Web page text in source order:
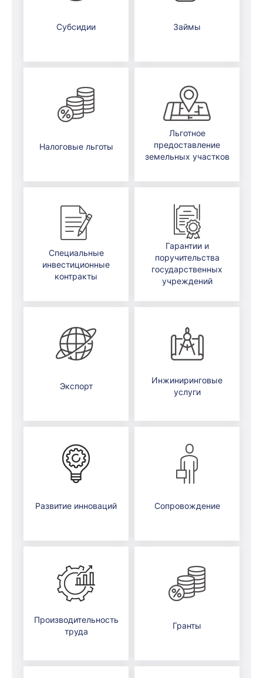
Субсидии Займы
Налоговые льготы
Льготное
предоставление
земельных участков
Специальные
инвестиционные
контракты
Гарантии и
поручительства
государственных
учреждений
Экспорт
Инжиниринговые
услуги
Развитие инноваций Сопровождение
Производительность
труда
Гранты